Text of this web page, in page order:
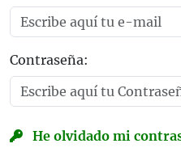
Contraseña:
He olvidado mi